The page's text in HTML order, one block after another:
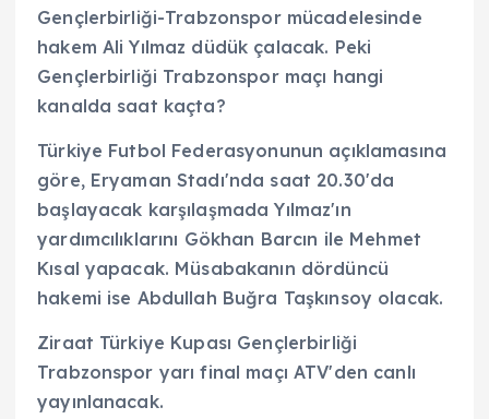
Gençlerbirliği-Trabzonspor mücadelesinde
hakem Ali Yılmaz düdük çalacak. Peki
Gençlerbirliği Trabzonspor maçı hangi
kanalda saat kaçta?
Türkiye Futbol Federasyonunun açıklamasına
göre, Eryaman Stadı'nda saat 20.30'da
başlayacak karşılaşmada Yılmaz'ın
yardımcılıklarını Gökhan Barcın ile Mehmet
Kısal yapacak. Müsabakanın dördüncü
hakemi ise Abdullah Buğra Taşkınsoy olacak.
Ziraat Türkiye Kupası Gençlerbirliği
Trabzonspor yarı final maçı ATV'den canlı
yayınlanacak.